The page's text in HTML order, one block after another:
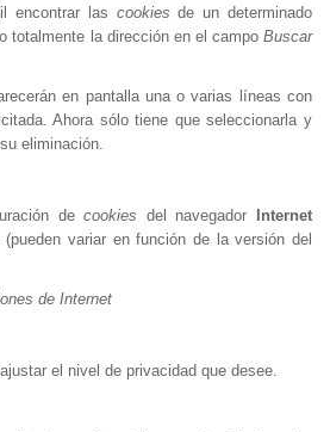
encontrar las cookies de un determinado
totalmente la dirección en el campo Buscar
en pantalla una o varias líneas con
Ahora sólo tiene que seleccionarla y
eliminación.
decookies del navegador
Internet
variar en función de la versión del
de Internet
el nivel de privacidad que desee.